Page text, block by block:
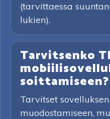
(tarvittaessa
lukien).
Tarvitsenko
soittamiseen?
Tarvitset
muodostamiseen,